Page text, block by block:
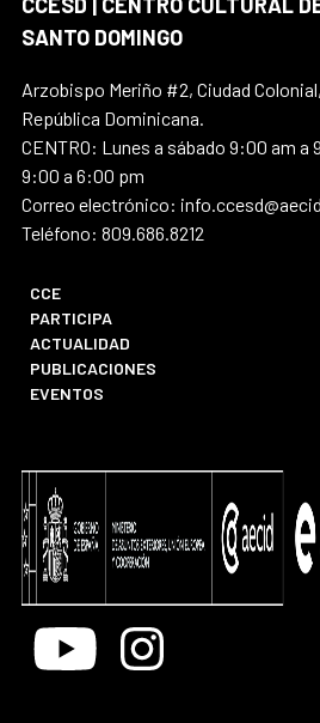
SANTO DOMINGO
Arzobispo Meriño #2, Ciudad
República Dominicana.
CENTRO: Lunes a sábado 9:00 am a
9:00 a 6:00 pm
Correo electrónico:
Teléfono: 809.686.8212
CCE
PARTICIPA
ACTUALIDAD
PUBLICACIONES
EVENTOS
Youtube Instagram